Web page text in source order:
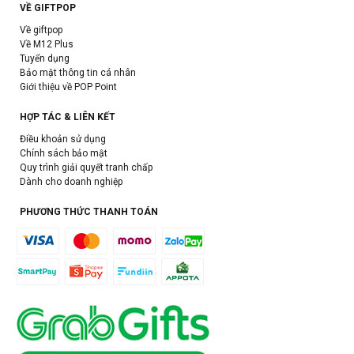
VỀ GIFTPOP
Về giftpop
Về M12 Plus
Tuyển dụng
Bảo mật thông tin cá nhân
Giới thiệu về POP Point
HỢP TÁC & LIÊN KẾT
Điều khoản sử dụng
Chính sách bảo mật
Quy trình giải quyết tranh chấp
Dành cho doanh nghiệp
PHƯƠNG THỨC THANH TOÁN